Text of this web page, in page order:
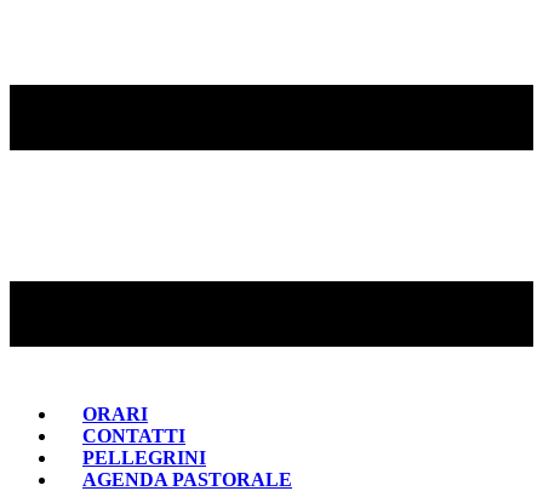
ORARI
CONTATTI
PELLEGRINI
AGENDA PASTORALE